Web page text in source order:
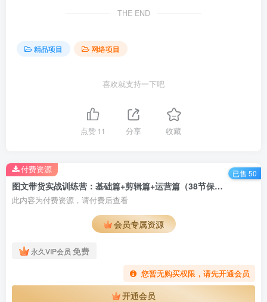
THE END
精品项目 网络项目
喜欢就支持一下吧
点赞11 分享 收藏
图文带货实战训练营：基础篇+剪辑篇+运营篇（38节保姆级教程）
此内容为付费资源，请付费后查看
会员专属资源
永久VIP会员 免费
您暂无购买权限，请先开通会员
开通会员
付费资源 已售 50